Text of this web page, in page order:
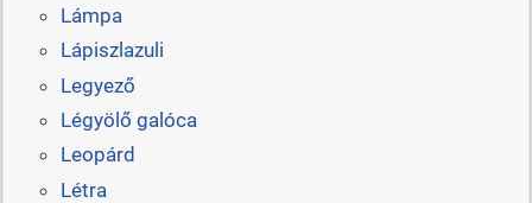
Lámpa
Lápiszlazuli
Legyező
Légyölő galóca
Leopárd
Létra